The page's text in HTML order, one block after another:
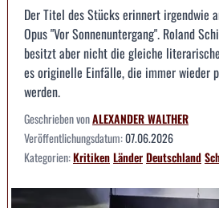
Der Titel des Stücks erinnert irgendwie
Opus "Vor Sonnenuntergang". Roland
besitzt aber nicht die gleiche
es originelle Einfälle, die immer wieder
werden.
Geschrieben vonALEXANDER WALTHER
Veröffentlichungsdatum:07.06.2026
Kategorien:KritikenLänderDeutschland